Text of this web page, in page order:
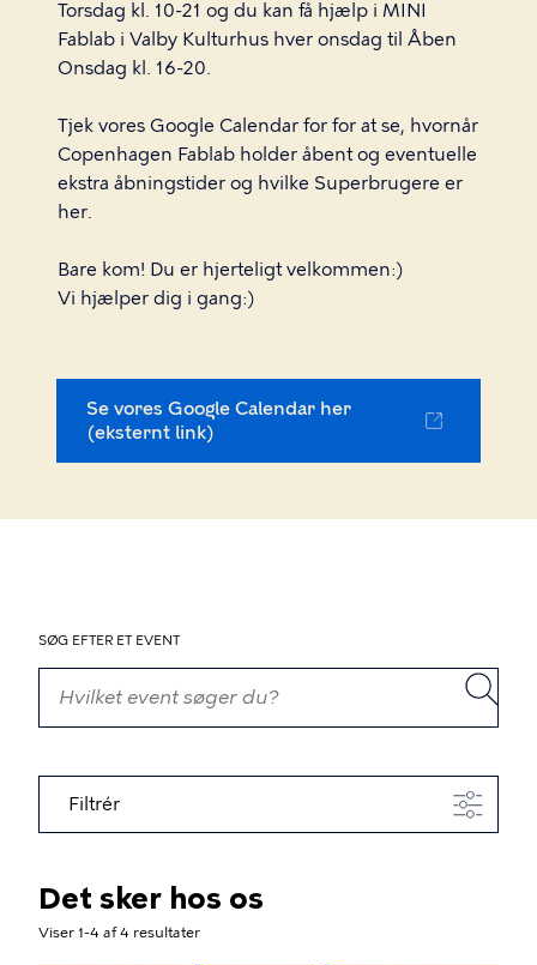
Torsdag kl. 10-21 og du kan få hjælp i MINI
Fablab i Valby Kulturhus hver onsdag til Åben
Onsdag kl. 16-20.
Tjek vores Google Calendar for for at se, hvornår
Copenhagen Fablab holder åbent og eventuelle
ekstra åbningstider og hvilke Superbrugere er
her.
Bare kom! Du er hjerteligt velkommen:)
Vi hjælper dig i gang:)
Se vores Google Calendar her
(eksternt link)
Det sker hos os
SØG EFTER ET EVENT
Filtrér
Viser 1-4 af 4 resultater